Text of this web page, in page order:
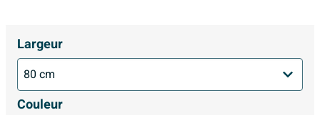
Largeur
Couleur